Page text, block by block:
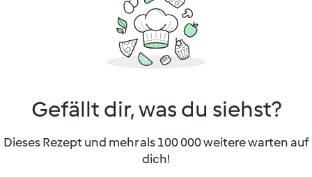
Gefällt dir, was du siehst?
Dieses Rezept und mehr als 100 000 weitere warten auf
dich!